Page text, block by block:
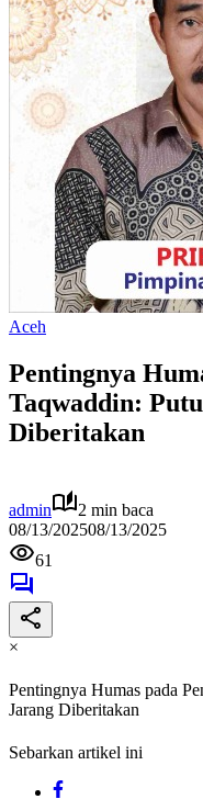
Aceh
Pentingnya
Taqwaddin:
Diberitakan
admin
2 min baca
08/13/202508/13/2025
61
×
Pentingnya Humas pada
Jarang Diberitakan
Sebarkan artikel ini